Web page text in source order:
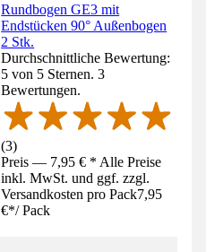
Rundbogen GE3 mit
Endstücken 90° Außenbogen
2 Stk.
Durchschnittliche Bewertung:
5 von 5 Sternen. 3
Bewertungen.
(3)
Preis — 7,95 € * Alle Preise
inkl. MwSt. und ggf. zzgl.
Versandkosten pro Pack7,95
€*/ Pack